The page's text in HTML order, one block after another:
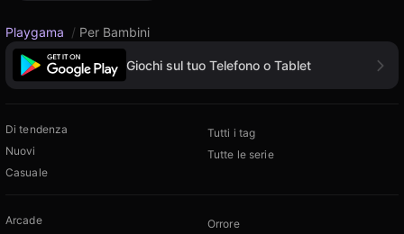
Playgama / Per Bambini
Giochi sul tuo Telefono o Tablet
Di tendenza
Nuovi
Casuale
Tutti i tag
Tutte le serie
Arcade
Orrore